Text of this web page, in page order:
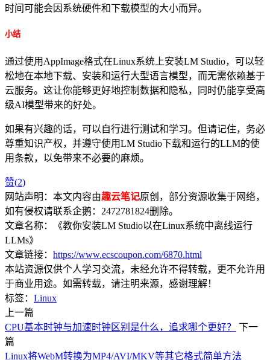
时间可能会因系统硬件和下载模型的大小而异。
小结
通过使用AppImage格式在Linux系统上安装LM Studio，可以轻
松地在本地下载、安装和运行大型语言模型，而无需依赖基于
云服务。这让你能够更好地控制数据和隐私，同时仍能享受高
级AI模型带来的好处。
如果有兴趣的话，可以自行进行测试和学习。但请记住，务必
尊重知识产权，并遵守使用LM Studio下载和运行的LLM的使
用条款，以免带来不必要的麻烦。
赞(2)
网站声明：本文内容由趣云笔记原创，部分资源收集于网络，
如有侵权请联系企鹅：2472781824删除。
文章名称：《教你安装LM Studio以在Linux系统中离线运行
LLMs》
文章链接： https://www.ecscoupon.com/6870.html
本站资源仅供个人学习交流，未经允许不得转载，更不允许用
于商业用途。如需转载，请注明来源，感谢理解！
标签： Linux
上一篇
CPU基本时钟与加速时钟区别是什么，追求哪个更好？
下一
篇
Linux将WebM转换为MP4/AVI/MKV等其它格式简单方法